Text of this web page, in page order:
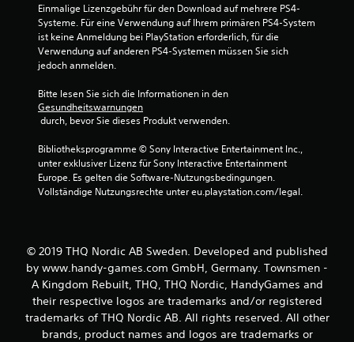
Einmalige Lizenzgebühr für den Download auf mehrere PS4-
Systeme. Für eine Verwendung auf Ihrem primären PS4-System
ist keine Anmeldung bei PlayStation erforderlich, für die
Verwendung auf anderen PS4-Systemen müssen Sie sich
jedoch anmelden.
Bitte lesen Sie sich die Informationen in den
Gesundheitswarnungen
durch, bevor Sie dieses Produkt verwenden.
Bibliotheksprogramme © Sony Interactive Entertainment Inc.,
unter exklusiver Lizenz für Sony Interactive Entertainment
Europe. Es gelten die Software-Nutzungsbedingungen.
Vollständige Nutzungsrechte unter eu.playstation.com/legal.
© 2019 THQ Nordic AB Sweden. Developed and published
by www.handy-games.com GmbH, Germany. Townsmen -
A Kingdom Rebuilt, THQ, THQ Nordic, HandyGames and
their respective logos are trademarks and/or registered
trademarks of THQ Nordic AB. All rights reserved. All other
brands, product names and logos are trademarks or